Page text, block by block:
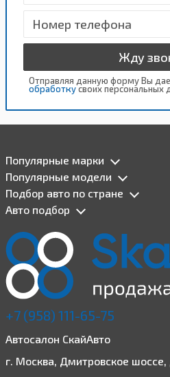
Жду
Отправляя данную форму Вы
обработкусвоих персональных
Популярные марки
Популярные модели
Подбор авто по стране
Авто подбор
+7 (958) 111-65-75
Автосалон СкайАвто
г. Москва, Дмитровское шоссе,